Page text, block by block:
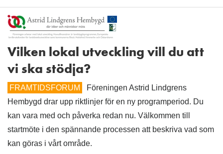
Vilken lokal utveckling vill du att
vi ska stödja?
FRAMTIDSFORUM
Föreningen Astrid Lindgrens
Hembygd drar upp riktlinjer för en ny programperiod. Du
kan vara med och påverka redan nu. Välkommen till
startmöte i den spännande processen att beskriva vad som
kan göras i vårt område.